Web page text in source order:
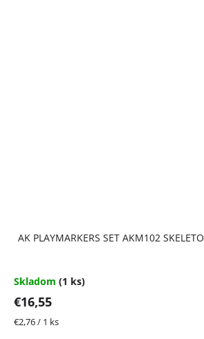
AK PLAYMARKERS SET AKM102
Skladom (1 ks)
€16,55
Jednotková
€2,76 / 1 ks